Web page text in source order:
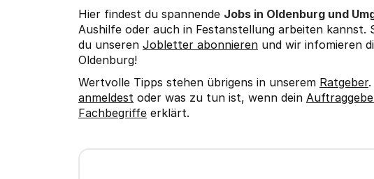
Hier findest du spannende Jobs in Oldenburg und
Aushilfe oder auch in Festanstellung arbeiten
du unseren Jobletter abonnieren und wir infomieren
Oldenburg!
Wertvolle Tipps stehen übrigens in unserem Ratgeber.
anmeldest oder was zu tun ist, wenn dein
Fachbegriffe erklärt.